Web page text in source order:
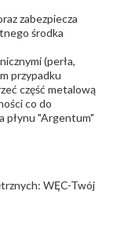
zabezpiecza
środka
(perła,
przypadku
część metalową
co do
płynu "Argentum"
WĘC-Twój